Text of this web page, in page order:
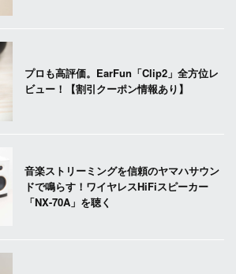
プロも高評価。EarFun「Clip2」全方位レ
ビュー！【割引クーポン情報あり】
音楽ストリーミングを信頼のヤマハサウン
ドで鳴らす！ワイヤレスHiFiスピーカー
「NX-70A」を聴く